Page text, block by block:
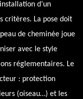
d’un
critères. La pose doit
de cheminée joue
avec le style
réglementaires. Le
: protection
(oiseau…) et les